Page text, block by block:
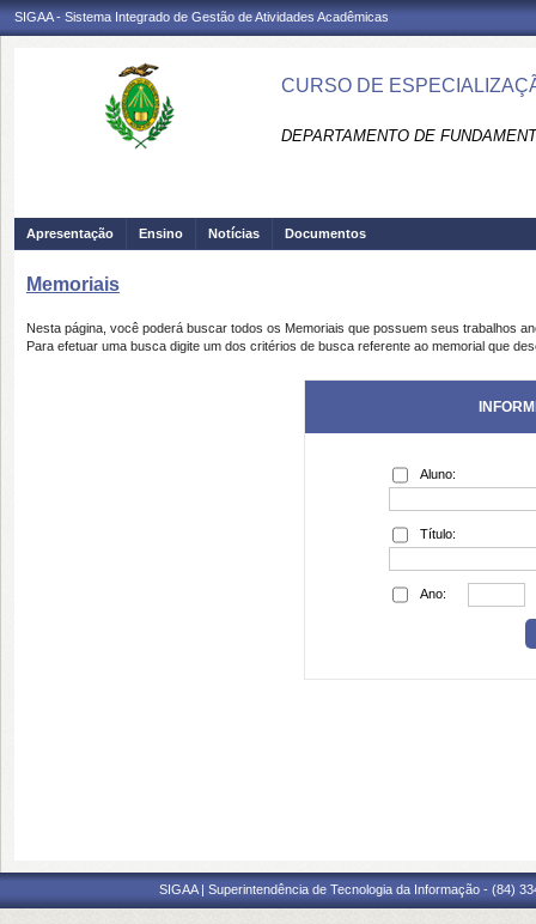
SIGAA - Sistema Integrado de Gestão de Atividades Acadêmicas
CURSO DE
DEPARTAMENTO DE
Apresentação Ensino Notícias Documentos
Memoriais
Nesta página, você poderá buscar todos os Memoriais que possuem seus trabalhos
Para efetuar uma busca digite um dos critérios de busca referente ao memorial que
Aluno:
Título:
Ano:
SIGAA | Superintendência de Tecnologia da Informação - (84)